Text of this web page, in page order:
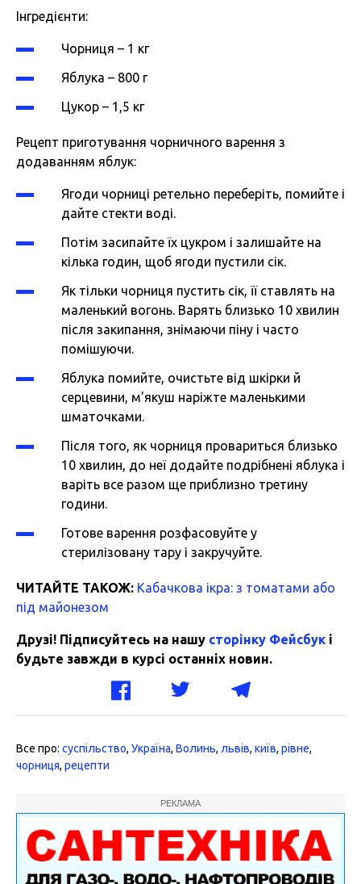
Інгредієнти:
Чорниця – 1 кг
Яблука – 800 г
Цукор – 1,5 кг
Рецепт приготування чорничного варення з
додаванням яблук:
Ягоди чорниці ретельно переберіть, помийте і
дайте стекти воді.
Потім засипайте їх цукром і залишайте на
кілька годин, щоб ягоди пустили сік.
Як тільки чорниця пустить сік, її ставлять на
маленький вогонь. Варять близько 10 хвилин
після закипання, знімаючи піну і часто
помішуючи.
Яблука помийте, очистьте від шкірки й
серцевини, м'якуш наріжте маленькими
шматочками.
Після того, як чорниця провариться близько
10 хвилин, до неї додайте подрібнені яблука і
варіть все разом ще приблизно третину
години.
Готове варення розфасовуйте у
стерилізовану тару і закручуйте.
ЧИТАЙТЕ ТАКОЖ: Кабачкова ікра: з томатами або
під майонезом
Друзі! Підписуйтесь на нашу сторінку Фейсбук і
будьте завжди в курсі останніх новин.
Все про: суспільство, Україна, Волинь, львів, київ, рівне,
чорниця, рецепти
РЕКЛАМА